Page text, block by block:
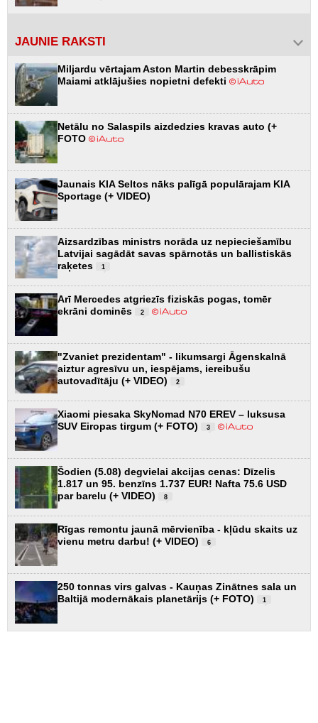
JAUNIE RAKSTI
Miljardu vērtajam Aston Martin debesskrāpim
Maiami atklājušies nopietni defekti
Netālu no Salaspils aizdedzies kravas auto (+
FOTO
Jaunais KIA Seltos nāks palīgā populārajam KIA
Sportage (+ VIDEO)
Aizsardzības ministrs norāda uz nepieciešamību
Latvijai sagādāt savas spārnotās un ballistiskās
raķetes
1
Arī Mercedes atgriezīs fiziskās pogas, tomēr
ekrāni dominēs
2
"Zvaniet prezidentam" - likumsargi Āgenskalnā
aiztur agresīvu un, iespējams, iereibušu
autovadītāju (+ VIDEO)
2
Xiaomi piesaka SkyNomad N70 EREV – luksusa
SUV Eiropas tirgum (+ FOTO)
3
Šodien (5.08) degvielai akcijas cenas: Dīzelis
1.817 un 95. benzīns 1.737 EUR! Nafta 75.6 USD
par barelu (+ VIDEO)
8
Rīgas remontu jaunā mērvienība - kļūdu skaits uz
vienu metru darbu! (+ VIDEO)
6
250 tonnas virs galvas - Kauņas Zinātnes sala un
Baltijā modernākais planetārijs (+ FOTO)
1